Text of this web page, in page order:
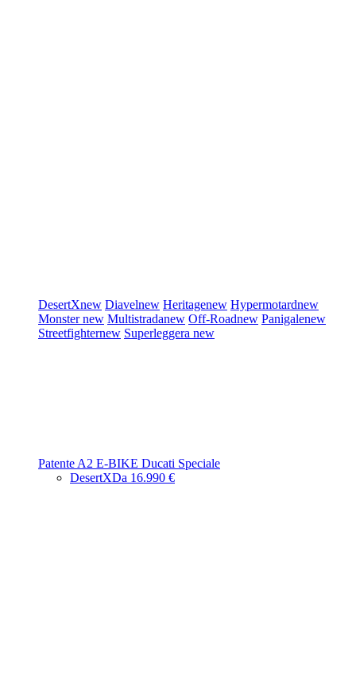
DesertXnew Diavelnew Heritagenew Hypermotardnew
Monsternew Multistradanew Off-Roadnew Panigalenew
Streetfighternew Superleggera new
Patente A2 E-BIKE Ducati Speciale
DesertXDa 16.990 €